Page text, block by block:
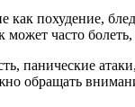
похудение,
часто
панические
обращать